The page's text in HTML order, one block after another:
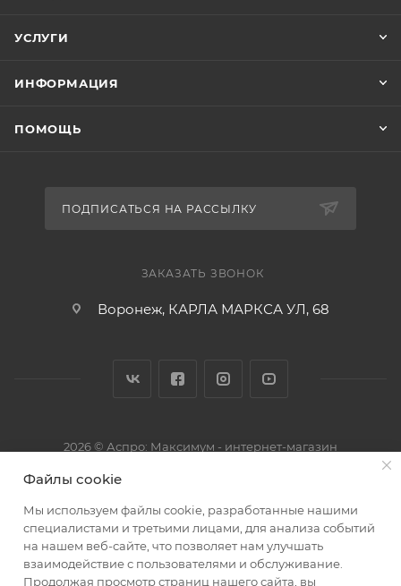
УСЛУГИ
ИНФОРМАЦИЯ
ПОМОЩЬ
ПОДПИСАТЬСЯ НА РАССЫЛКУ
ЗАКАЗАТЬ ЗВОНОК
Воронеж, КАРЛА МАРКСА УЛ, 68
2026 © Аспро: Максимум - интернет-магазин
Файлы cookie
Мы используем файлы cookie, разработанные нашими
специалистами и третьими лицами, для анализа событий
на нашем веб-сайте, что позволяет нам улучшать
взаимодействие с пользователями и обслуживание.
Продолжая просмотр страниц нашего сайта, вы